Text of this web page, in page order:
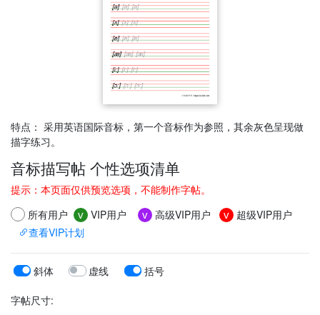
特点： 采用英语国际音标，第一个音标作为参照，其余灰色呈现做
描字练习。
音标描写帖 个性选项清单
提示：本页面仅供预览选项，不能制作字帖。
所有用户
v VIP用户 v 高级VIP用户 v
超级VIP用户
查看VIP计划
斜体 虚线 括号
字帖尺寸: